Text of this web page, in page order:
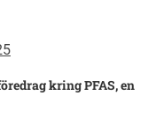
kring PFAS, en